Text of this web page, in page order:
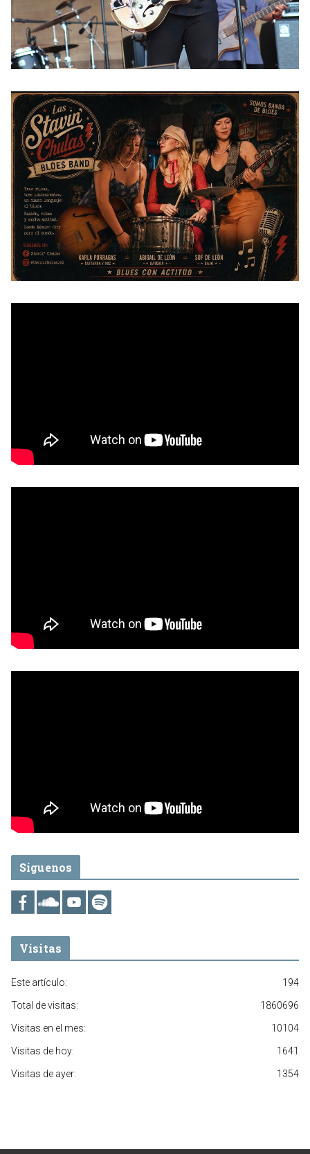
Síguenos
Visitas
194
Este artículo:
1860696
Total de visitas:
10104
Visitas en el mes:
1641
Visitas de hoy:
1354
Visitas de ayer: